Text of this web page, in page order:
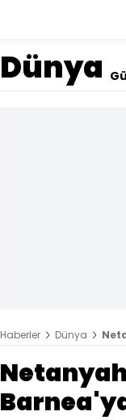
Dünya
Haberler Dünya